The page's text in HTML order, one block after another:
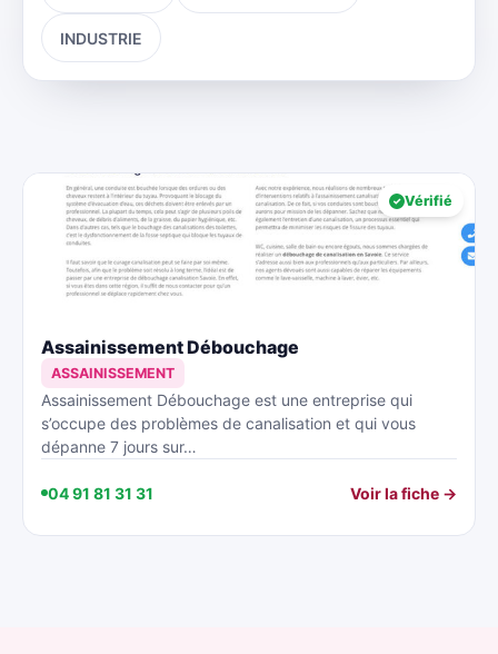
INDUSTRIE
Vérifié
Assainissement Débouchage
ASSAINISSEMENT
Assainissement Débouchage est une entreprise qui
s’occupe des problèmes de canalisation et qui vous
dépanne 7 jours sur…
04 91 81 31 31 Voir la fiche →